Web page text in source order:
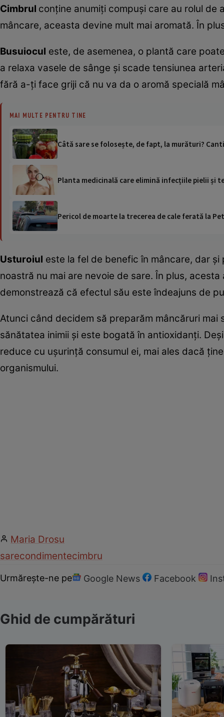
Cimbrul conține anumiți compuși care au rolul de
mâncare, aceasta devine mult mai aromată. În
Busuiocul este, de asemenea, o plantă care
a relaxa vasele de sânge și scade tensiunea
fără a-ți face griji că nu va da o aromă specială
MAI MULTE PENTRU TINE
Câtă sare se folosește, de fapt, la murături?
Planta medicinală care elimină infecțiile pielii și
Pericol de moarte la trecerea de cale ferată la
Usturoiul este la fel de benefic în mâncare, dar
noastră nu mai are nevoie de sare. În plus,
demonstrează că efectul său este îndeajuns de
Atunci când decidem să preparăm mâncăruri mai
sănătatea inimii și este bogată în antioxidanți.
reduce cu ușurință consumul ei, mai ales dacă
organismului.
Maria Drosu
sarecondimentecimbru
Urmărește-ne pe Google News Facebook
Ghid de cumpărături